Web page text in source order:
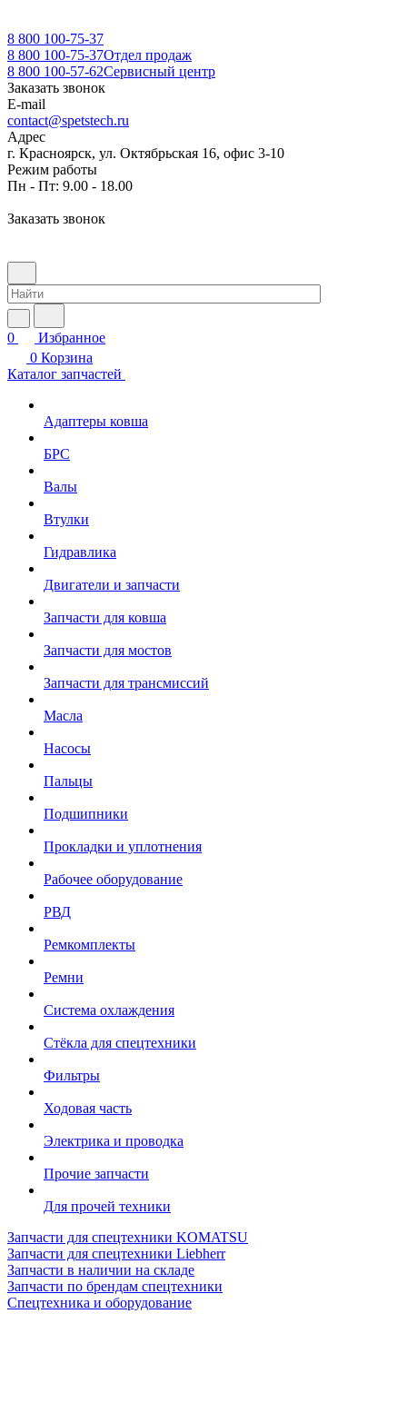
8 800 100-75-37
8 800 100-75-37Отдел продаж
8 800 100-57-62Сервисный центр
Заказать звонок
E-mail
contact@spetstech.ru
Адрес
г. Красноярск, ул. Октябрьская 16, офис 3-10
Режим работы
Пн - Пт: 9.00 - 18.00
Заказать звонок
0
Избранное
0 Корзина
Каталог запчастей
Адаптеры ковша
БРС
Валы
Втулки
Гидравлика
Двигатели и запчасти
Запчасти для ковша
Запчасти для мостов
Запчасти для трансмиссий
Масла
Насосы
Пальцы
Подшипники
Прокладки и уплотнения
Рабочее оборудование
РВД
Ремкомплекты
Ремни
Система охлаждения
Стёкла для спецтехники
Фильтры
Ходовая часть
Электрика и проводка
Прочие запчасти
Для прочей техники
Запчасти для спецтехники KOMATSU
Запчасти для спецтехники Liebherr
Запчасти в наличии на складе
Запчасти по брендам спецтехники
Спецтехника и оборудование